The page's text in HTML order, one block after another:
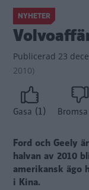
NYHETER
Publicerad 23
2010)
Gasa (1) Bromsa
Ford och Geely
halvan av 2010
amerikansk ägo
i Kina.